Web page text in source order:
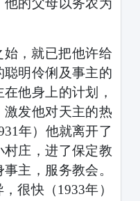
的父母以务农为
，就已把他许给
聪明伶俐及事主的
他身上的计划，
激发他对天主的热
年）他就离开了
庄，进了保定教
主，服务教会。
很快（1933年）